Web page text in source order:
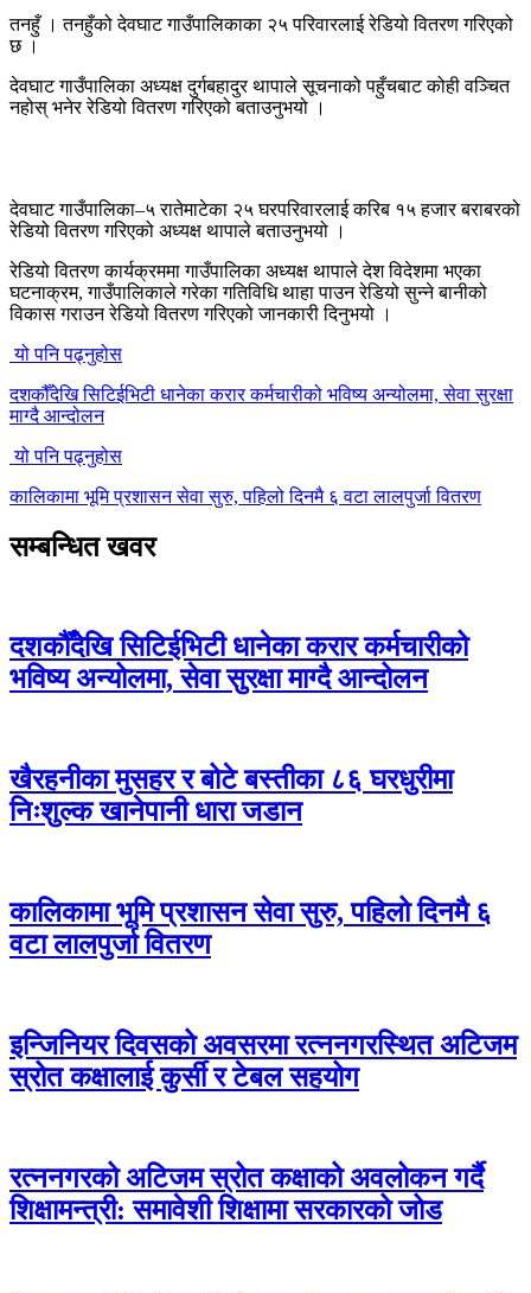
तनहुँ । तनहुँको देवघाट गाउँपालिकाका २५ परिवारलाई रेडियो वितरण गरिएको
छ ।
देवघाट गाउँपालिका अध्यक्ष दुर्गबहादुर थापाले सूचनाको पहुँचबाट कोही वञ्चित
नहोस् भनेर रेडियो वितरण गरिएको बताउनुभयो ।
देवघाट गाउँपालिका–५ रातेमाटेका २५ घरपरिवारलाई करिब १५ हजार बराबरको
रेडियो वितरण गरिएको अध्यक्ष थापाले बताउनुभयो ।
रेडियो वितरण कार्यक्रममा गाउँपालिका अध्यक्ष थापाले देश विदेशमा भएका
घटनाक्रम, गाउँपालिकाले गरेका गतिविधि थाहा पाउन रेडियो सुन्ने बानीको
विकास गराउन रेडियो वितरण गरिएको जानकारी दिनुभयो ।
यो पनि पढ्नुहोस
दशकौँदेखि सिटिईभिटी धानेका करार कर्मचारीको भविष्य अन्योलमा, सेवा सुरक्षा
माग्दै आन्दोलन
यो पनि पढ्नुहोस
कालिकामा भूमि प्रशासन सेवा सुरु, पहिलो दिनमै ६ वटा लालपुर्जा वितरण
सम्बन्धित खवर
दशकौँदेखि सिटिईभिटी धानेका करार कर्मचारीको
भविष्य अन्योलमा, सेवा सुरक्षा माग्दै आन्दोलन
खैरहनीका मुसहर र बोटे बस्तीका ८६ घरधुरीमा
निःशुल्क खानेपानी धारा जडान
कालिकामा भूमि प्रशासन सेवा सुरु, पहिलो दिनमै ६
वटा लालपुर्जा वितरण
इन्जिनियर दिवसको अवसरमा रत्ननगरस्थित अटिजम
स्रोत कक्षालाई कुर्सी र टेबल सहयोग
रत्ननगरको अटिजम स्रोत कक्षाको अवलोकन गर्दै
शिक्षामन्त्री: समावेशी शिक्षामा सरकारको जोड